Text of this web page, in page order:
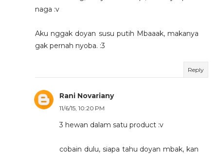
naga :v
Aku nggak doyan susu putih Mbaaak, makanya
gak pernah nyoba. :3
Reply
Rani Novariany
11/6/15, 10:20 PM
3 hewan dalam satu product :v
cobain dulu, siapa tahu doyan mbak, kan